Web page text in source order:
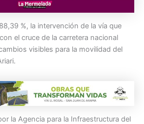
%, la intervención de la vía que
el cruce de la carretera nacional
visibles para la movilidad del
la Agencia para la Infraestructura del